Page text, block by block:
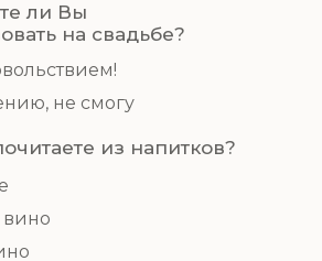
ли Вы
на свадьбе?
не смогу
из напитков?
вино